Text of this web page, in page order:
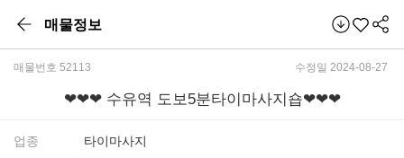
매물정보
매물번호 52113 수정일 2024-08-27
❤❤❤ 수유역 도보5분타이마사지숍❤❤❤
업종
타이마사지